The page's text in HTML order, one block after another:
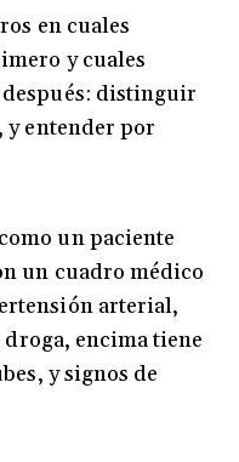
en cuales
y cuales
distinguir
entender por
un paciente
un cuadro médico
arterial,
droga, encima tiene
y signos de